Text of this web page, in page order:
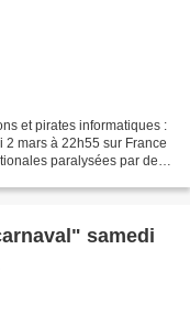
et pirates informatiques :
mars à 22h55 sur France
paralysées par des
samedi